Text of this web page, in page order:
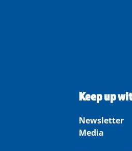
Keep up
Newsletter
Media